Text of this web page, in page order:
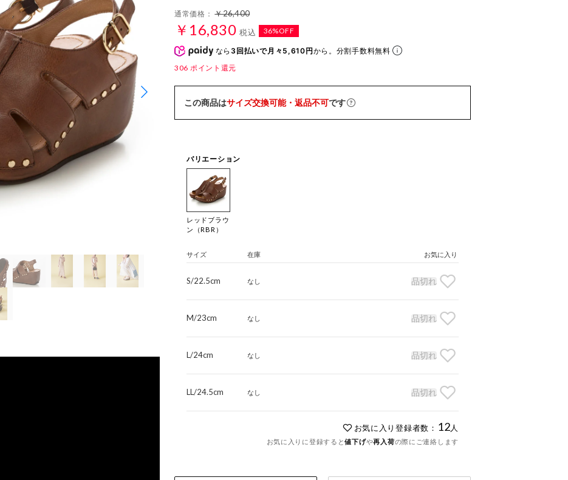
通常価格：￥26,400
￥16,830 税込 36%OFF
なら 3回払いで月々5,610円から。分割手数料無料
306 ポイント還元
この商品はサイズ交換可能・返品不可です
バリエーション
レッドブラウ
ン（RBR）
サイズ 在庫 お気に入り
S/22.5cm なし 品切れ
M/23cm なし 品切れ
L/24cm なし 品切れ
LL/24.5cm なし 品切れ
お気に入り登録者数： 12 人
お気に入りに登録すると値下げや再入荷の際にご連絡します